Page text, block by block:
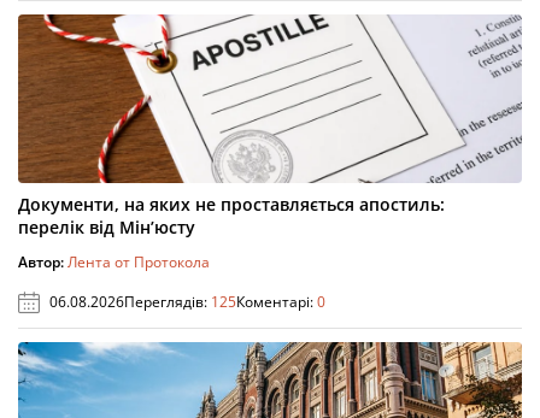
Документи, на яких не проставляється апостиль:
перелік від Мін’юсту
Автор:Лента от Протокола
06.08.2026Переглядів: 125Коментарі:0